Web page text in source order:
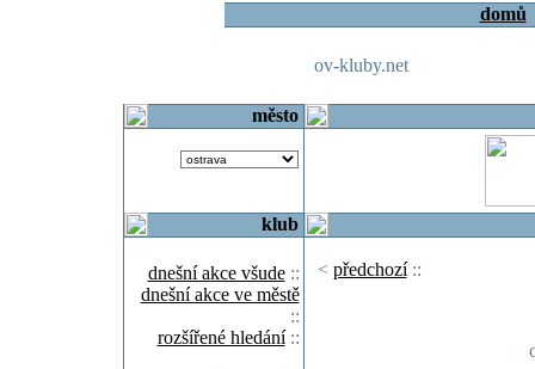
domů
ov-kluby.net
město
klub
dnešní akce všude::
dnešní akce ve městě
::
rozšířené hledání::
< předchozí::